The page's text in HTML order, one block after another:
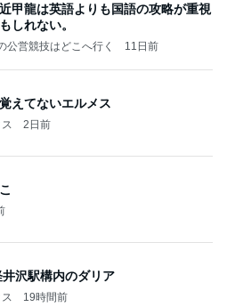
甲龍は英語よりも国語の攻略が重視
しれない。
公営競技はどこへ行く 11日前
えてないエルメス
2日前
沢駅構内のダリア
19時間前